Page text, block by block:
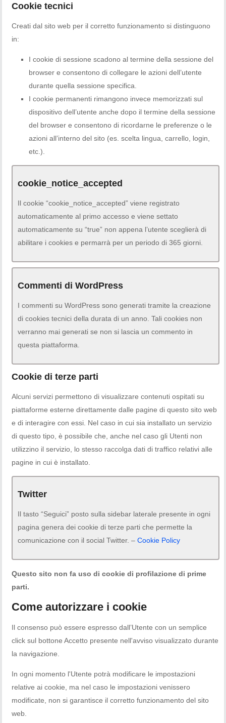
Cookie tecnici
Creati dal sito web per il corretto funzionamento si distinguono
in:
I cookie di sessione scadono al termine della sessione del
browser e consentono di collegare le azioni dell’utente
durante quella sessione specifica.
I cookie permanenti rimangono invece memorizzati sul
dispositivo dell’utente anche dopo il termine della sessione
del browser e consentono di ricordarne le preferenze o le
azioni all’interno del sito (es. scelta lingua, carrello, login,
etc.).
cookie_notice_accepted
Il cookie “cookie_notice_accepted” viene registrato
automaticamente al primo accesso e viene settato
automaticamente su “true” non appena l’utente sceglierà di
abilitare i cookies e permarrà per un periodo di 365 giorni.
Commenti di WordPress
I commenti su WordPress sono generati tramite la creazione
di cookies tecnici della durata di un anno. Tali cookies non
verranno mai generati se non si lascia un commento in
questa piattaforma.
Cookie di terze parti
Alcuni servizi permettono di visualizzare contenuti ospitati su
piattaforme esterne direttamente dalle pagine di questo sito web
e di interagire con essi. Nel caso in cui sia installato un servizio
di questo tipo, è possibile che, anche nel caso gli Utenti non
utilizzino il servizio, lo stesso raccolga dati di traffico relativi alle
pagine in cui è installato.
Twitter
Il tasto “Seguici” posto sulla sidebar laterale presente in ogni
pagina genera dei cookie di terze parti che permette la
comunicazione con il social Twitter. –Cookie Policy
Questo sito non fa uso di cookie di profilazione di prime
parti.
Come autorizzare i cookie
Il consenso può essere espresso dall’Utente con un semplice
click sul bottone Accetto presente nell'avviso visualizzato durante
la navigazione.
In ogni momento l'Utente potrà modificare le impostazioni
relative ai cookie, ma nel caso le impostazioni venissero
modificate, non si garantisce il corretto funzionamento del sito
web.